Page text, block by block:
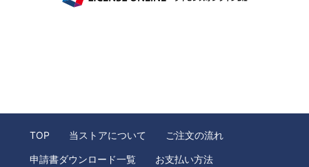
TOP 当ストアについて ご注文の流れ
申請書ダウンロード一覧 お支払い方法